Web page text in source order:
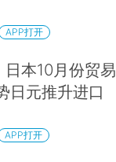
APP打开
日本10月份贸易
日元推升进口
APP打开